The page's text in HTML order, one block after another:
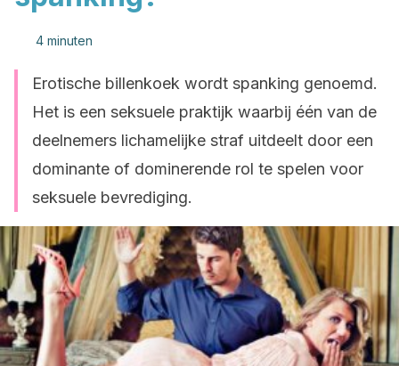
4 minuten
Erotische billenkoek wordt spanking genoemd.
Het is een seksuele praktijk waarbij één van de
deelnemers lichamelijke straf uitdeelt door een
dominante of dominerende rol te spelen voor
seksuele bevrediging.